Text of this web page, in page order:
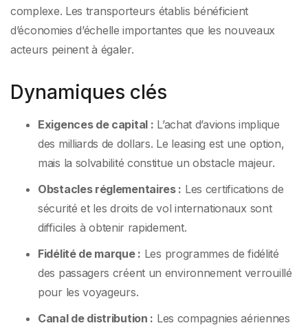
complexe. Les transporteurs établis bénéficient
d’économies d’échelle importantes que les nouveaux
acteurs peinent à égaler.
Dynamiques clés
Exigences de capital : L’achat d’avions implique
des milliards de dollars. Le leasing est une option,
mais la solvabilité constitue un obstacle majeur.
Obstacles réglementaires : Les certifications de
sécurité et les droits de vol internationaux sont
difficiles à obtenir rapidement.
Fidélité de marque : Les programmes de fidélité
des passagers créent un environnement verrouillé
pour les voyageurs.
Canal de distribution : Les compagnies aériennes